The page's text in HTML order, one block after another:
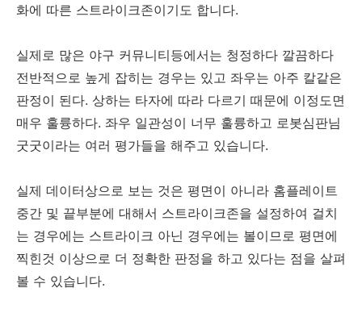
화에 따른 스트라이크존이기도 합니다.
실제로 많은 야구 커뮤니티등에서는 청정하다 깔끔하다
전반적으로 높게 잡히는 경우는 있고 좌우는 아주 칼같은
판정이 된다. 상하는 타자에 따라 다르기 때문에 이정도면
매우 훌륭하다. 좌우 일관성이 너무 훌륭하고 로봇심판님
굿굿이라는 여러 평가들을 해주고 있습니다.
실제 데이터상으로 보는 것은 평면이 아니라 홈플레이트
중간 및 끝부분에 대해서 스트라이크존을 설정하여 걸치
는 경우에는 스트라이크 아닌 경우에는 볼이므로 평면에
찍힌것 이상으로 더 정확한 판정을 하고 있다는 점을 살펴
볼 수 있습니다.